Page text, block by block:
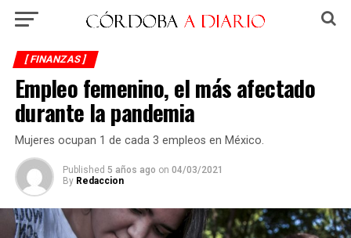
[ FINANZAS ]
Empleo femenino, el más afectado
durante la pandemia
Mujeres ocupan 1 de cada 3 empleos en México.
Published 5 años ago on 04/03/2021
By Redaccion